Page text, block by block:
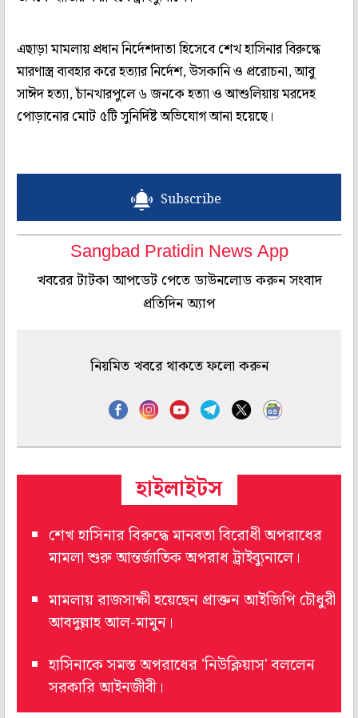
এছাড়া মামলায় প্রধান নির্দেশদাতা হিসেবে শেখ হাসিনার বিরুদ্ধে
মারণাস্ত্র ব্যবহার করে হত্যার নির্দেশ, উসকানি ও প্ররোচনা, আবু
সাঈদ হত্যা, চাঁনখারপুলে ৬ জনকে হত্যা ও আশুলিয়ায় মরদেহ
পোড়ানোর মোট ৫টি সুনির্দিষ্ট অভিযোগ আনা হয়েছে।
Subscribe
Sangbad Pratidin News App
খবরের টাটকা আপডেট পেতে ডাউনলোড করুন সংবাদ
প্রতিদিন অ্যাপ
নিয়মিত খবরে থাকতে ফলো করুন
হাইলাইটস
শেখ হাসিনার বিরুদ্ধে মানবতা বিরোধী অপরাধের
মামলা শুরু আন্তর্জাতিক অপরাধ ট্রাইব্যুনালে।
মামলায় রাজসাক্ষী হয়েছেন প্রাক্তন আইজিপি চৌধুরী
আবদুল্লাহ আল-মামুন।
হাসিনাকে সমস্ত অপরাধের 'নিউক্লিয়াস' বললেন
সরকারি আইনজীবী।